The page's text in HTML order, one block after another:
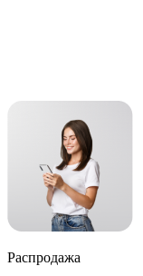
Распродажа